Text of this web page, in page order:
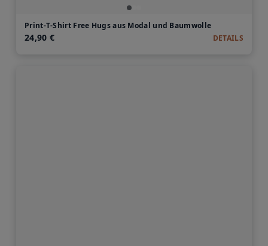
Print-T-Shirt Free Hugs aus Modal und Baumwolle
24,90 € DETAILS